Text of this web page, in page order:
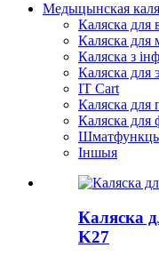
Медыцынская
Каляска для
Каляска для
Каляска з
Каляска для
IT Cart
Каляска для
Каляска для
Іншыя
Каляска
K27